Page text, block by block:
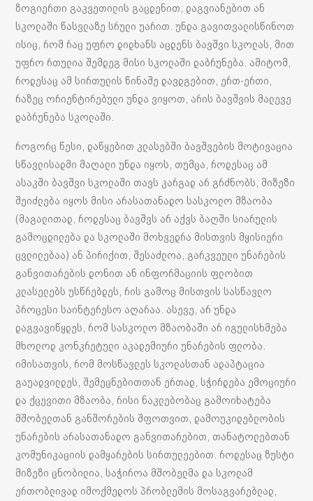
ზოგიერთი გაკვეთილის გაცდენით, დაგვიანებით ან
სკოლაში წასვლაზე სრული უარით. უნდა გავითვალისწინოთ
ისიც, რომ რაც უფრო დიდხანს აცდენს ბავშვი სკოლას, მით
უფრო რთულია შემდეგ მისი სკოლაში დაბრუნება. ამიტომ,
როდესაც ამ სირთულის წინაშე დავდგებით, ერთ-ერთი,
რაზეც ორიენტირებული უნდა ვიყოთ, არის ბავშვის მალევე
დაბრუნება სკოლაში.
როგორც წესი, დაწყებით კლასებში ბავშვების მოტივაცია
სწავლისადმი მაღალი უნდა იყოს, თუმცა, როდესაც ამ
ასაკში ბავშვი სკოლაში თავს კარგად არ გრძნობს, მიზეზი
შეიძლება იყოს მისი არასათანადო სასკოლო მზაობა
(მაგალითად, როდესაც ბავშვს არ აქვს ბაღში სიარულის
გამოცდილება და სკოლაში მოხვედრა მისთვის მყისიერი
ცვლილებაა) ან პირიქით, შესაძლოა, გარკვეული უნარების
განვითარების დონით ან ინფორმაციის ფლობით
კლასელებს უსწრებდეს, რის გამოც მისთვის სასწავლო
პროცესი საინტერესო აღარაა. ასევე, არ უნდა
დაგვავიწყდეს, რომ სასკოლო მზაობაში არ იგულისხმება
მხოლოდ კონკრეტული აკადემიური უნარების ფლობა.
იმისათვის, რომ მოსწავლეს სკოლასთან ადაპტაცია
გაუადვილდეს, შემეცნებითთან ერთად, სჭირდება ემოციური
და ქცევითი მზაობა, რისი ნაკლებობაც გამოიხატება
მშობელთან განშორების შფოთვით, დამოუკიდებლობის
უნარების არასათანადო განვითარებით, თანატოლებთან
კომუნიკაციის დამყარების სირთულეებით. როდესაც ზუსტი
მიზეზი ცნობილია, საჭიროა მშობელმა და სკოლამ
ერთობლივად იმოქმედოს პრობლემის მოსაგვარებლად,